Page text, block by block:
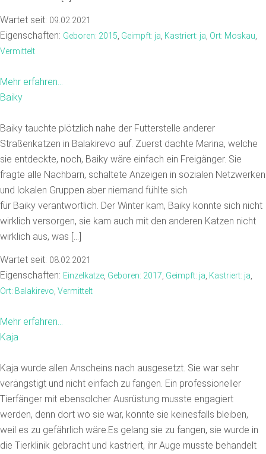
Wartet seit: 09.02.2021
Eigenschaften: Geboren: 2015 Geimpft: ja Kastriert: ja Ort: Moskau
Vermittelt
Mehr erfahren...
Baiky
Baiky tauchte plötzlich nahe der Futterstelle anderer
Straßenkatzen in Balakirevo auf. Zuerst dachte Marina, welche
sie entdeckte, noch, Baiky wäre einfach ein Freigänger. Sie
fragte alle Nachbarn, schaltete Anzeigen in sozialen Netzwerken
und lokalen Gruppen aber niemand fühlte sich
für Baiky verantwortlich. Der Winter kam, Baiky konnte sich nicht
wirklich versorgen, sie kam auch mit den anderen Katzen nicht
wirklich aus, was […]
Wartet seit: 08.02.2021
Eigenschaften: Einzelkatze Geboren: 2017 Geimpft: ja Kastriert: ja
Ort: Balakirevo Vermittelt
Mehr erfahren...
Kaja
Kaja wurde allen Anscheins nach ausgesetzt. Sie war sehr
verängstigt und nicht einfach zu fangen. Ein professioneller
Tierfänger mit ebensolcher Ausrüstung musste engagiert
werden, denn dort wo sie war, konnte sie keinesfalls bleiben,
weil es zu gefährlich wäre.Es gelang sie zu fangen, sie wurde in
die Tierklinik gebracht und kastriert, ihr Auge musste behandelt